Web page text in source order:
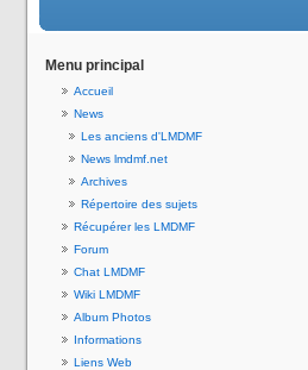
Menu principal
Accueil
News
Les anciens d'LMDMF
News lmdmf.net
Archives
Répertoire des sujets
Récupérer les LMDMF
Forum
Chat LMDMF
Wiki LMDMF
Album Photos
Informations
Liens Web